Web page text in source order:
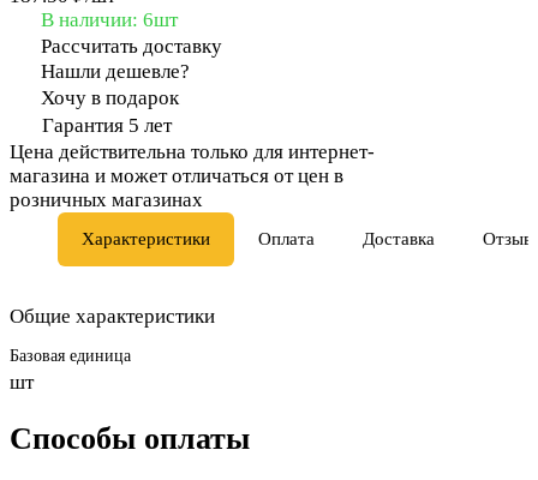
В наличии: 6шт
Рассчитать доставку
Нашли дешевле?
Хочу в подарок
Гарантия 5 лет
Цена действительна только для интернет-
магазина и может отличаться от цен в
розничных магазинах
Характеристики Оплата Доставка
Общие характеристики
Базовая единица
шт
Способы оплаты